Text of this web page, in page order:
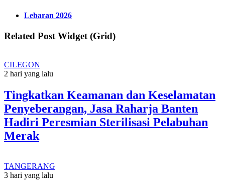
Lebaran 2026
Related Post Widget (Grid)
CILEGON
2 hari yang lalu
Tingkatkan Keamanan dan Keselamatan
Penyeberangan, Jasa Raharja Banten
Hadiri Peresmian Sterilisasi Pelabuhan
Merak
TANGERANG
3 hari yang lalu